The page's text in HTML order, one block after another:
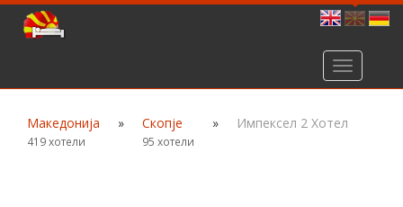
Toggle
navigation
Македонија
419 хотели
» Скопје
95 хотели
» Импексел 2 Хотел